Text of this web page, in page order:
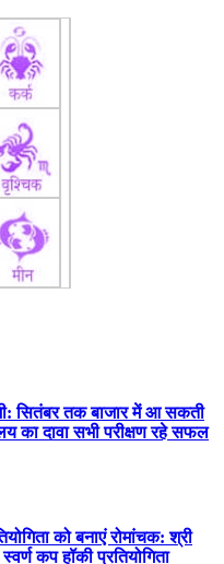
सितंबर तक बाजार में आ सकती
का दावा सभी परीक्षण रहे सफल
को बनाएं रोमांचक: श्री
कप हॉकी प्रतियोगिता